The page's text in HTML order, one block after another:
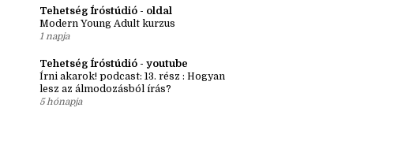
Regényötlet workshop – Egyszeri élő
alkalom Budapesten
23 órája
Tehetség Íróstúdió - oldal
Modern Young Adult kurzus
1 napja